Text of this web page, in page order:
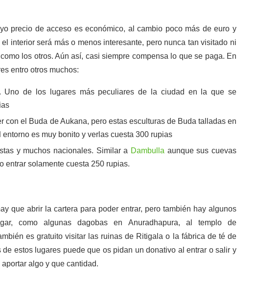
precio de acceso es económico, al cambio poco más de euro y
interior será más o menos interesante, pero nunca tan visitado ni
los otros. Aún así, casi siempre compensa lo que se paga. En
entro otros muchos:
Uno de los lugares más peculiares de la ciudad en la que se
con el Buda de Aukana, pero estas esculturas de Buda talladas en
es muy bonito y verlas cuesta 300 rupias
y muchos nacionales. Similar a Dambulla aunque sus cuevas
entrar solamente cuesta 250 rupias.
que abrir la cartera para poder entrar, pero también hay algunos
como algunas dagobas en Anuradhapura, al templo de
es gratuito visitar las ruinas de Ritigala o la fábrica de té de
estos lugares puede que os pidan un donativo al entrar o salir y
algo y que cantidad.